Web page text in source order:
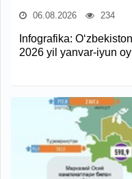
06.08.2026 234
Infografika:
2026 yil yanvar-iyun